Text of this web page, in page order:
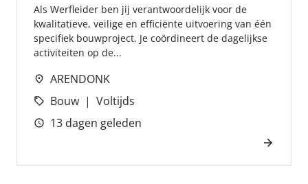
Als Werfleider ben jij verantwoordelijk voor de
kwalitatieve, veilige en efficiënte uitvoering van één
specifiek bouwproject. Je coördineert de dagelijkse
activiteiten op de...
ARENDONK
Bouw
Voltijds
13 dagen geleden